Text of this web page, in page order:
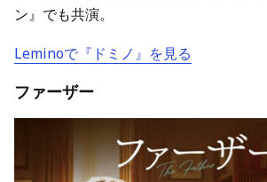
ン』でも共演。
Leminoで『ドミノ』を見る
ファーザー